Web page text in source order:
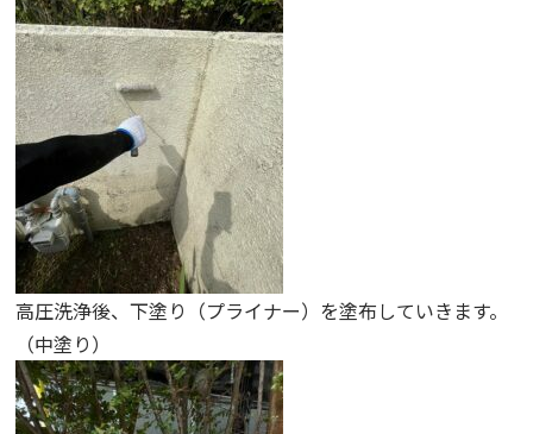
高圧洗浄後、下塗り（プライナー）を塗布していきます。
（中塗り）